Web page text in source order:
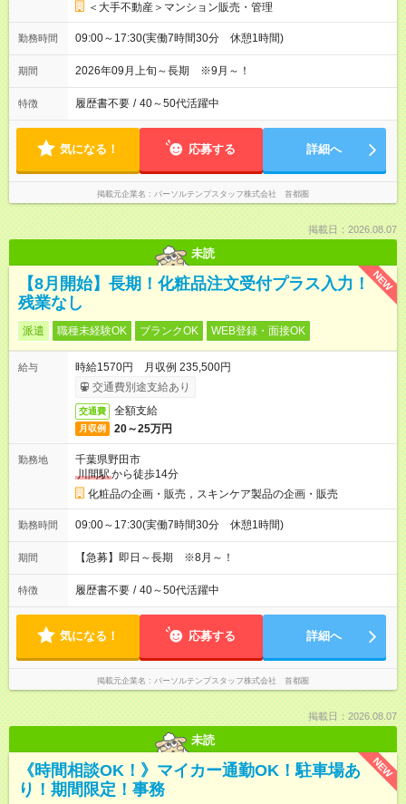
＜大手不動産＞マンション販売・管理
勤務時間 09:00～17:30(実働7時間30分 休憩1時間)
期間 2026年09月上旬～長期 ※9月～！
特徴 履歴書不要 / 40～50代活躍中
気になる！ 応募する 詳細へ
掲載元企業名 パーソルテンプスタッフ株式会社 首都圏
掲載日：2026.08.07
未読
NEW
【8月開始】長期！化粧品注文受付プラス入力！
残業なし
派遣 職種未経験OK ブランクOK WEB登録・面接OK
給与
時給1570円 月収例 235,500円
交通費別途支給あり
交通費 全額支給
月収例 20～25万円
勤務地
千葉県野田市
川間駅から徒歩14分
化粧品の企画・販売，スキンケア製品の企画・販売
勤務時間 09:00～17:30(実働7時間30分 休憩1時間)
期間 【急募】即日～長期 ※8月～！
特徴 履歴書不要 / 40～50代活躍中
気になる！ 応募する 詳細へ
掲載元企業名 パーソルテンプスタッフ株式会社 首都圏
掲載日：2026.08.07
未読
NEW
《時間相談OK！》マイカー通勤OK！駐車場あ
り！期間限定！事務